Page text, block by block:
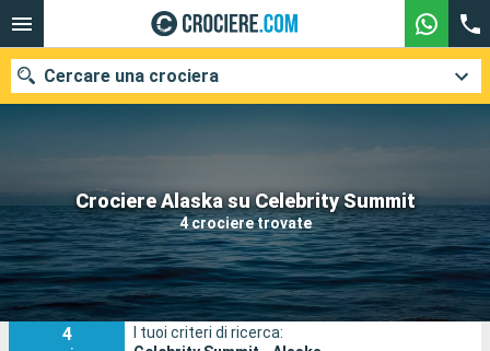
Crociere Alaska su Celebrity Summit
4 crociere trovate
Cercare una crociera
Le nostre destinazioni
Mesi di partenza
Porti Compagnie
4
I tuoi criteri di ricerca: